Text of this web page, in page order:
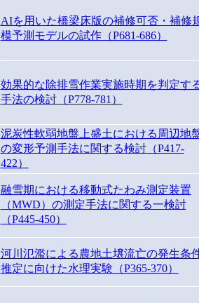
AIを用いた橋梁床版の補修可否・補修
模予測モデルの試作（P681-686）
効果的な除排雪作業実施時期を判定す
手法の検討（P778-781）
泥炭性軟弱地盤上盛土における周辺地
の変形予測手法に関する検討（P417-
422）
融雪期における移動式たわみ測定装置
（MWD）の測定手法に関する一検討
（P445-450）
河川氾濫による農地土壌流亡の発生条
推定に向けた水理実験（P365-370）